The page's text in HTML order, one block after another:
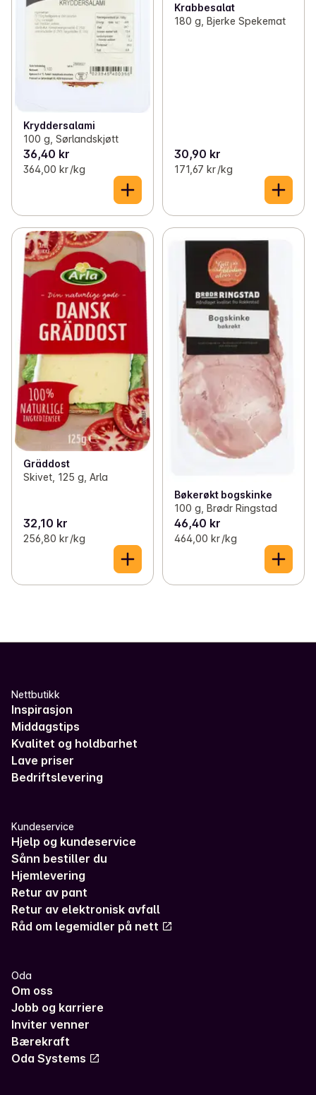
Kryddersalami
100 g, Sørlandskjøtt
36,40 kr
364,00 kr /kg
Krabbesalat
180 g, Bjerke Spekemat
30,90 kr
171,67 kr /kg
Gräddost
Skivet, 125 g, Arla
32,10 kr
256,80 kr /kg
Bøkerøkt bogskinke
100 g, Brødr Ringstad
46,40 kr
464,00 kr /kg
Nettbutikk
Inspirasjon
Middagstips
Kvalitet og holdbarhet
Lave priser
Bedriftslevering
Kundeservice
Hjelp og kundeservice
Sånn bestiller du
Hjemlevering
Retur av pant
Retur av elektronisk avfall
Råd om legemidler på nett
Oda
Om oss
Jobb og karriere
Inviter venner
Bærekraft
Oda Systems